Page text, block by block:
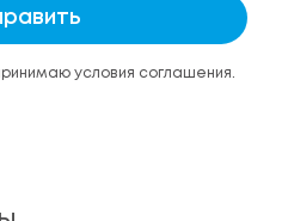
условия соглашения.